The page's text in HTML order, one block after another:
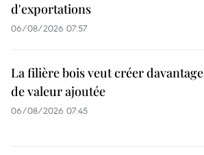
d'exportations
06/08/2026 07:57
La filière bois veut créer davantage
de valeur ajoutée
06/08/2026 07:45